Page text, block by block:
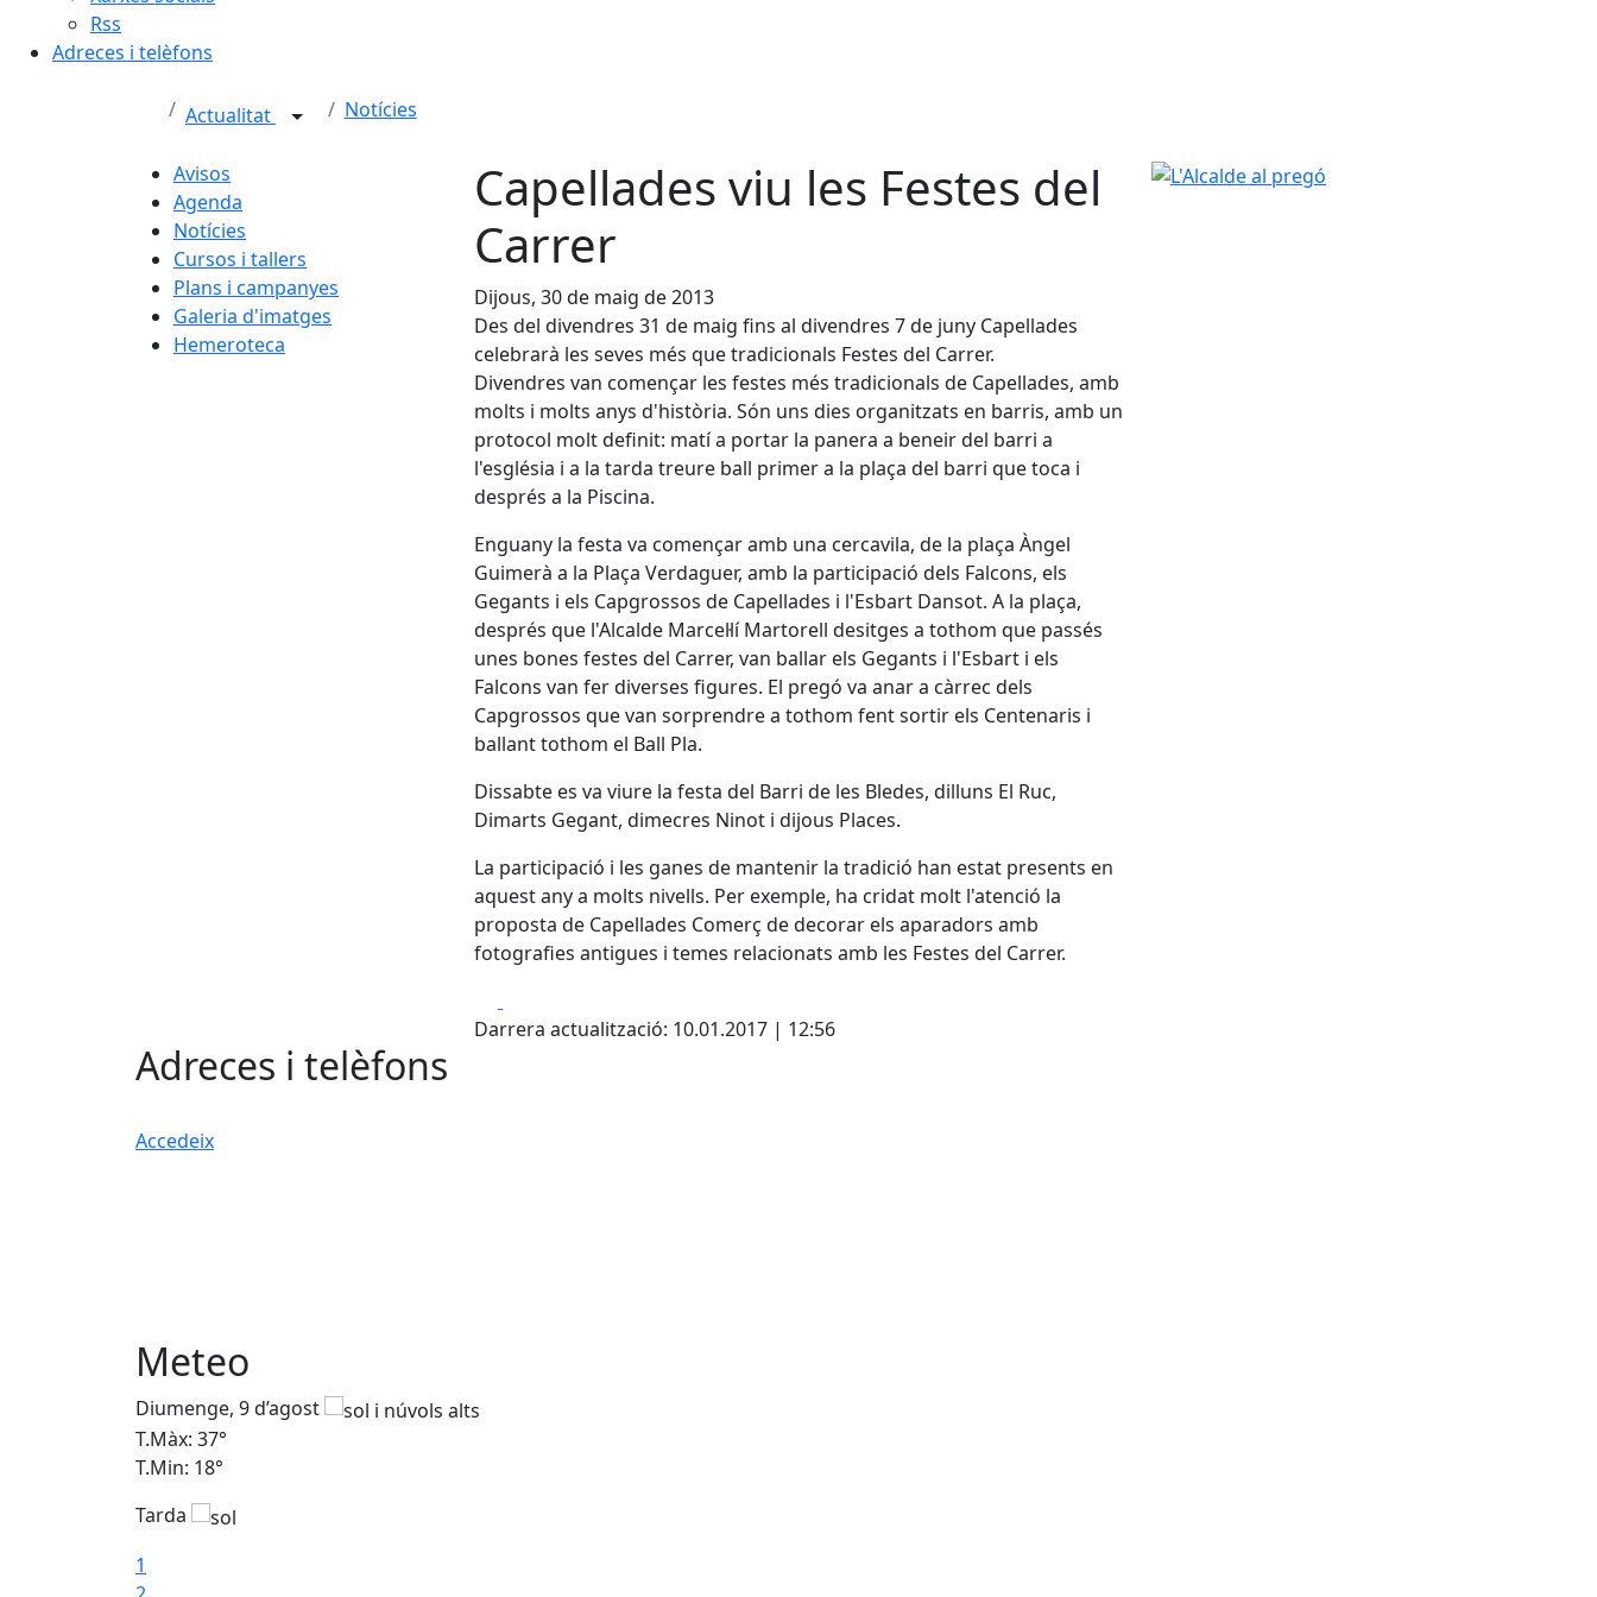
Rss
Adreces i telèfons
Actualitat Notícies
Avisos
Agenda
Notícies
Cursos i tallers
Plans i campanyes
Galeria d'imatges
Hemeroteca
Capellades viu les Festes del
Carrer
Dijous, 30 de maig de 2013
Des del divendres 31 de maig fins al divendres 7 de juny Capellades
celebrarà les seves més que tradicionals Festes del Carrer.
Divendres van començar les festes més tradicionals de Capellades, amb
molts i molts anys d'història. Són uns dies organitzats en barris, amb un
protocol molt definit: matí a portar la panera a beneir del barri a
l'església i a la tarda treure ball primer a la plaça del barri que toca i
després a la Piscina.
Enguany la festa va començar amb una cercavila, de la plaça Àngel
Guimerà a la Plaça Verdaguer, amb la participació dels Falcons, els
Gegants i els Capgrossos de Capellades i l'Esbart Dansot. A la plaça,
després que l'Alcalde Marcel·lí Martorell desitges a tothom que passés
unes bones festes del Carrer, van ballar els Gegants i l'Esbart i els
Falcons van fer diverses figures. El pregó va anar a càrrec dels
Capgrossos que van sorprendre a tothom fent sortir els Centenaris i
ballant tothom el Ball Pla.
Dissabte es va viure la festa del Barri de les Bledes, dilluns El Ruc,
Dimarts Gegant, dimecres Ninot i dijous Places.
La participació i les ganes de mantenir la tradició han estat presents en
aquest any a molts nivells. Per exemple, ha cridat molt l'atenció la
proposta de Capellades Comerç de decorar els aparadors amb
fotografies antigues i temes relacionats amb les Festes del Carrer.
Darrera actualització: 10.01.2017 | 12:56
L'Alcalde al pregó
Adreces i telèfons
Accedeix
Meteo
Diumenge, 9 d’agost
T.Màx: 37°
T.Min: 18°
Tarda
1